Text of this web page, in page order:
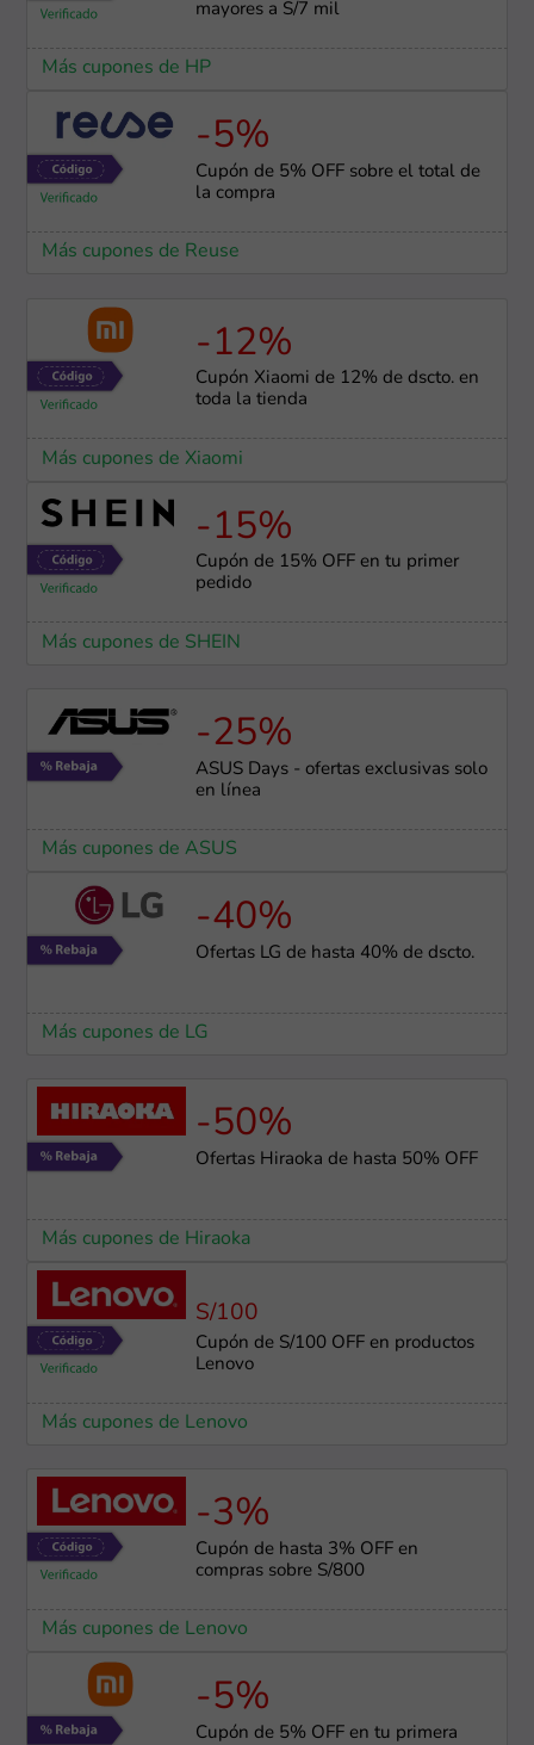
mayores a S/7 mil
Más cupones de HP
-5%
Cupón de 5% OFF sobre el total de
la compra
Más cupones de Reuse
-12%
Cupón Xiaomi de 12% de dscto. en
toda la tienda
Más cupones de Xiaomi
-15%
Cupón de 15% OFF en tu primer
pedido
Más cupones de SHEIN
-25%
ASUS Days - ofertas exclusivas solo
en línea
Más cupones de ASUS
-40%
Ofertas LG de hasta 40% de dscto.
Más cupones de LG
-50%
Ofertas Hiraoka de hasta 50% OFF
Más cupones de Hiraoka
S/100
Cupón de S/100 OFF en productos
Lenovo
Más cupones de Lenovo
-3%
Cupón de hasta 3% OFF en
compras sobre S/800
Más cupones de Lenovo
-5%
Cupón de 5% OFF en tu primera